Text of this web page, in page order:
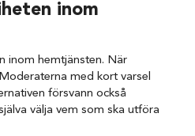
inom
inom hemtjänsten. När
med kort varsel
försvann också
välja vem som ska utföra